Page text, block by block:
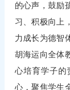
的心声，鼓励
习、积极向上
力成长为德智
胡海运向全体
心培育学子的
心，聚焦学生